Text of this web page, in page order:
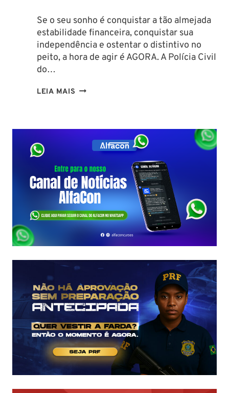
Se o seu sonho é conquistar a tão almejada
estabilidade financeira, conquistar sua
independência e ostentar o distintivo no
peito, a hora de agir é AGORA. A Polícia Civil
do…
LEIA MAIS CONCURSO
2026:
COMISSÃO
ORGANIZADORA
FORMADA!
VEJA
VAGAS,
SALÁRIOS
E
COMO
COMEÇAR
ZERO